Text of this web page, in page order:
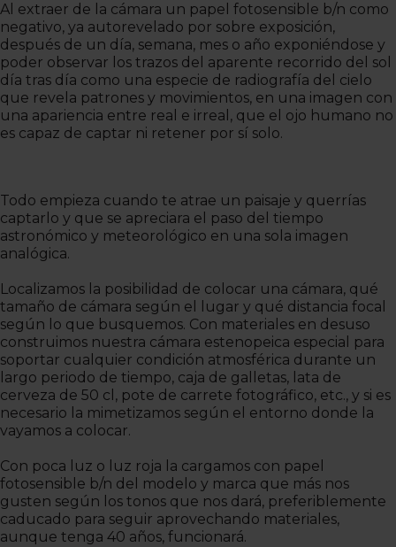
Al extraer de la cámara un papel fotosensible b/n como
negativo, ya autorevelado por sobre exposición,
después de un día, semana, mes o año exponiéndose y
poder observar los trazos del aparente recorrido del sol
día tras día como una especie de radiografía del cielo
que revela patrones y movimientos, en una imagen con
una apariencia entre real e irreal, que el ojo humano no
es capaz de captar ni retener por sí solo.
Todo empieza cuando te atrae un paisaje y querrías
captarlo y que se apreciara el paso del tiempo
astronómico y meteorológico en una sola imagen
analógica.
Localizamos la posibilidad de colocar una cámara, qué
tamaño de cámara según el lugar y qué distancia focal
según lo que busquemos. Con materiales en desuso
construimos nuestra cámara estenopeica especial para
soportar cualquier condición atmosférica durante un
largo periodo de tiempo, caja de galletas, lata de
cerveza de 50 cl, pote de carrete fotográfico, etc., y si es
necesario la mimetizamos según el entorno donde la
vayamos a colocar.
Con poca luz o luz roja la cargamos con papel
fotosensible b/n del modelo y marca que más nos
gusten según los tonos que nos dará, preferiblemente
caducado para seguir aprovechando materiales,
aunque tenga 40 años, funcionará.